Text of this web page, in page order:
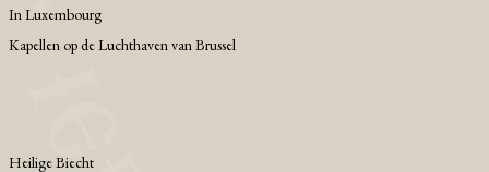
In Luxembourg
Kapellen op de Luchthaven van Brussel
Heilige Biecht